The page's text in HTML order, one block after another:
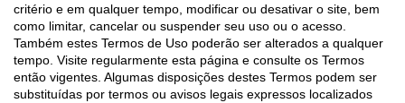
critério e em qualquer tempo, modificar ou desativar o site, bem
como limitar, cancelar ou suspender seu uso ou o acesso.
Também estes Termos de Uso poderão ser alterados a qualquer
tempo. Visite regularmente esta página e consulte os Termos
então vigentes. Algumas disposições destes Termos podem ser
substituídas por termos ou avisos legais expressos localizados